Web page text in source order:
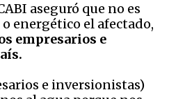
aseguró que no es
energético el afectado,
empresarios e
e inversionistas)